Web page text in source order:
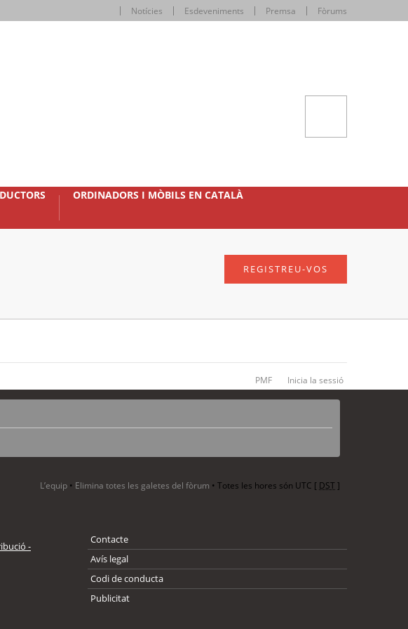
Notícies Esdeveniments Premsa Fòrums
ORDINADORS I MÒBILS EN CATALÀ
REGISTREU-VOS
PMF Inicia la sessió
L’equip • Elimina totes les galetes del fòrum • Totes les hores són UTC [ DST]
-
Contacte
Avís legal
Codi de conducta
Publicitat